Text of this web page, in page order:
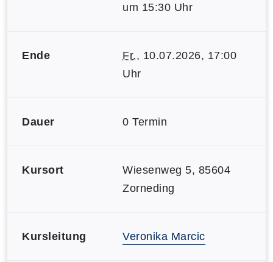
um 15:30 Uhr
Ende Fr., 10.07.2026, 17:00
Uhr
Dauer 0 Termin
Kursort
Wiesenweg 5, 85604
Zorneding
Kursleitung Veronika Marcic